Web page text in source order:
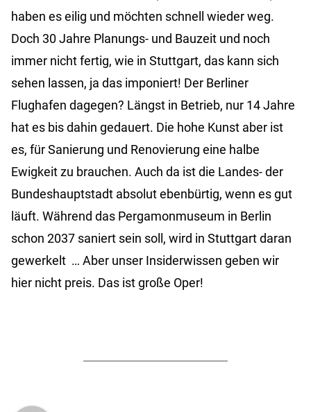
haben es eilig und möchten schnell wieder weg.
Doch 30 Jahre Planungs- und Bauzeit und noch
immer nicht fertig, wie in Stuttgart, das kann sich
sehen lassen, ja das imponiert! Der Berliner
Flughafen dagegen? Längst in Betrieb, nur 14 Jahre
hat es bis dahin gedauert. Die hohe Kunst aber ist
es, für Sanierung und Renovierung eine halbe
Ewigkeit zu brauchen. Auch da ist die Landes- der
Bundeshauptstadt absolut ebenbürtig, wenn es gut
läuft. Während das Pergamonmuseum in Berlin
schon 2037 saniert sein soll, wird in Stuttgart daran
gewerkelt … Aber unser Insiderwissen geben wir
hier nicht preis. Das ist große Oper!